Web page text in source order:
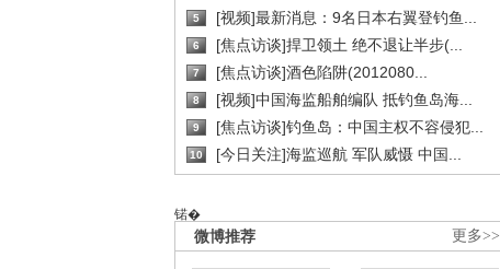
5 [视频]最新消息：9名日本右翼登钓鱼...
6 [焦点访谈]捍卫领土 绝不退让半步(...
7 [焦点访谈]酒色陷阱(2012080...
8 [视频]中国海监船舶编队 抵钓鱼岛海...
9 [焦点访谈]钓鱼岛：中国主权不容侵犯...
10 [今日关注]海监巡航 军队威慑 中国...
锘�
更多>>
微博推荐